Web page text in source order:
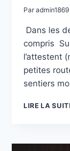
Paradmin1869
Dans les
compris
l’attestent
petites
sentiers
LIRE LA